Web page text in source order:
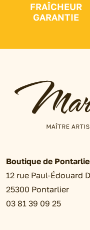
FRAÎCHEUR
GARANTIE
Boutique de
12 rue Paul-Édouard
25300 Pontarlier
03 81 39 09 25